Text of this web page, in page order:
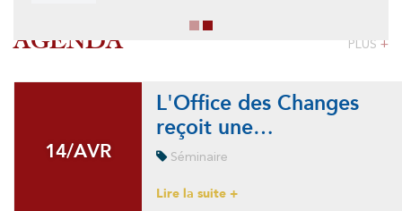
AGENDA PLUS +
14/AVR
14/AVR
L'Office des Changes
reçoit une…
Séminaire
Lire la suite +